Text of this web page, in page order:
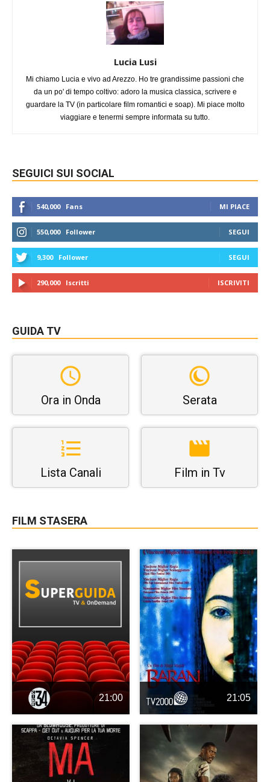
Lucia Lusi
Mi chiamo Lucia e vivo ad Arezzo. Ho tre grandissime passioni che
da un po' di tempo coltivo: adoro la musica classica, scrivere e
guardare la TV (in particolare film romantici e soap). Mi piace molto
viaggiare e tenermi sempre informata su tutto.
SEGUICI SUI SOCIAL
540,000 Fans MI PIACE
550,000 Follower SEGUI
9,300 Follower SEGUI
290,000 Iscritti ISCRIVITI
GUIDA TV
Ora in Onda Serata
Lista Canali Film in Tv
FILM STASERA
21:00 21:05